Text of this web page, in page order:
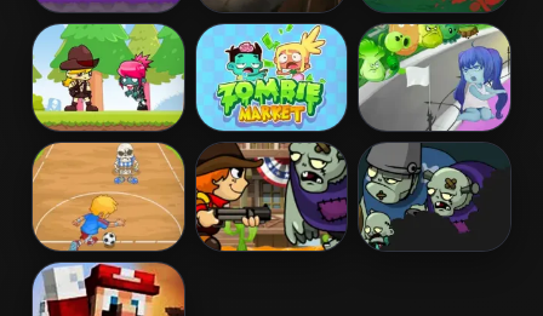
Evil Hunter Grave Drive Zombie
BrainSlash
Dead Land
Adventure
Zombie Market Adorable
Zombie Girl
Hell Footy